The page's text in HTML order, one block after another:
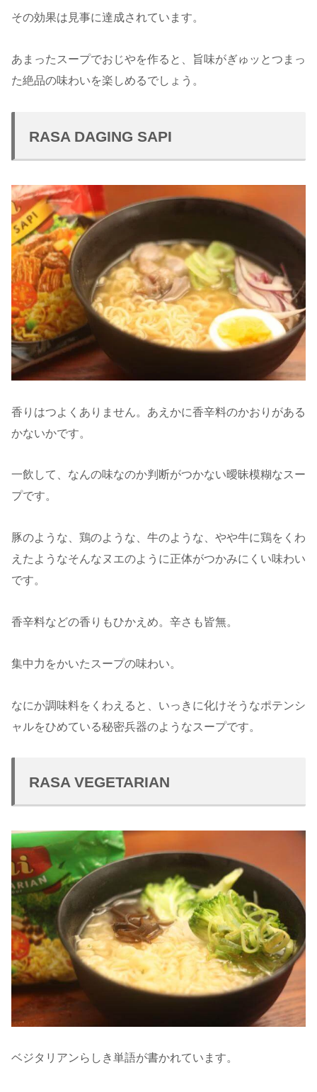
その効果は見事に達成されています。
あまったスープでおじやを作ると、旨味がぎゅッとつまっ
た絶品の味わいを楽しめるでしょう。
RASA DAGING SAPI
香りはつよくありません。あえかに香辛料のかおりがある
かないかです。
一飲して、なんの味なのか判断がつかない曖昧模糊なスー
プです。
豚のような、鶏のような、牛のような、やや牛に鶏をくわ
えたようなそんなヌエのように正体がつかみにくい味わい
です。
香辛料などの香りもひかえめ。辛さも皆無。
集中力をかいたスープの味わい。
なにか調味料をくわえると、いっきに化けそうなポテンシ
ャルをひめている秘密兵器のようなスープです。
RASA VEGETARIAN
ベジタリアンらしき単語が書かれています。